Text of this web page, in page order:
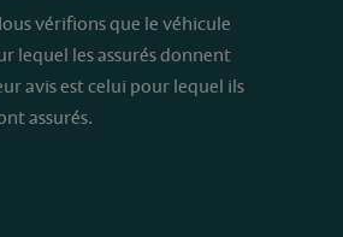
vérifions que le véhicule
lequel les assurés donnent
avis est celui pour lequel ils
assurés.